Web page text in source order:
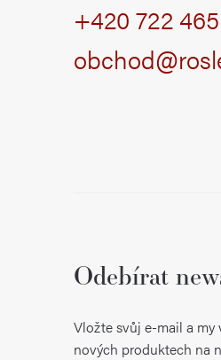
+420 722
Odebírat
Vložte svůj e-mail a my
nových produktech na